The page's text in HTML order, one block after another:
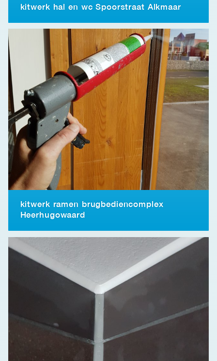
kitwerk hal en wc Spoorstraat Alkmaar
kitwerk ramen brugbediencomplex
Heerhugowaard